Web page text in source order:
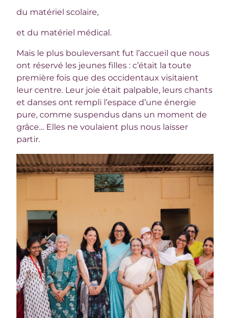
du matériel scolaire,
et du matériel médical.
Mais le plus bouleversant fut l’accueil que nous
ont réservé les jeunes filles : c’était la toute
première fois que des occidentaux visitaient
leur centre. Leur joie était palpable, leurs chants
et danses ont rempli l’espace d’une énergie
pure, comme suspendus dans un moment de
grâce… Elles ne voulaient plus nous laisser
partir.